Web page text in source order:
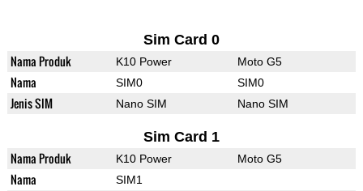
Sim Card 0
Nama Produk K10 Power Moto G5
Nama SIM0 SIM0
Jenis SIM Nano SIM Nano SIM
Sim Card 1
Nama Produk K10 Power Moto G5
Nama SIM1